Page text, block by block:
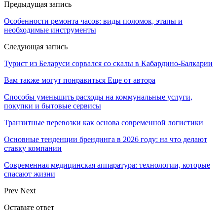
Предыдущая запись
Особенности ремонта часов: виды поломок, этапы и
необходимые инструменты
Следующая запись
Турист из Беларуси сорвался со скалы в Кабардино-Балкарии
Вам также могут понравиться Еще от автора
Способы уменьшить расходы на коммунальные услуги,
покупки и бытовые сервисы
Транзитные перевозки как основа современной логистики
Основные тенденции брендинга в 2026 году: на что делают
ставку компании
Современная медицинская аппаратура: технологии, которые
спасают жизни
Prev Next
Оставьте ответ